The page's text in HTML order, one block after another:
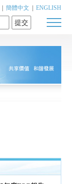
簡體中文 ENGLISH
提交